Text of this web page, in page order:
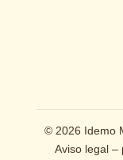
© 2026 Idemo
Aviso legal –